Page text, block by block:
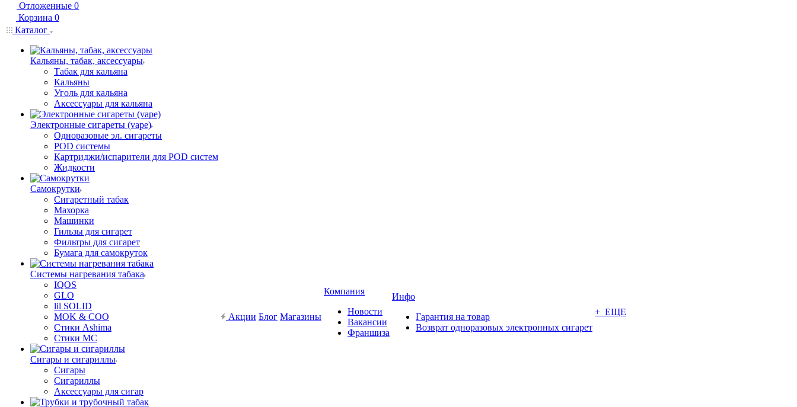
Отложенные 0
Корзина 0
Каталог
Кальяны, табак, аксессуары
Табак для кальяна
Кальяны
Уголь для кальяна
Аксессуары для кальяна
Электронные сигареты (vape)
Одноразовые эл. сигареты
POD системы
Картриджи/испарители для POD систем
Жидкости
Самокрутки
Сигаретный табак
Махорка
Машинки
Гильзы для сигарет
Фильтры для сигарет
Бумага для самокруток
Системы нагревания табака
IQOS
GLO
lil SOLID
MOK & COO
Стики Ashima
Стики MC
Сигары и сигариллы
Сигары
Сигариллы
Аксессуары для сигар
Акции Блог Магазины
Компания
Новости
Вакансии
Франшиза
Инфо
Гарантия на товар
Возврат одноразовых электронных сигарет
+ ЕЩЕ